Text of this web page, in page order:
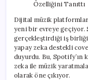
Dijital müzik
yeni bir evreye geçiyor.
gerçekleştirdiği iş
yapay zeka destekli
duyurdu. Bu, Spotify’ın
zeka ile müzik
olarak öne çıkıyor.